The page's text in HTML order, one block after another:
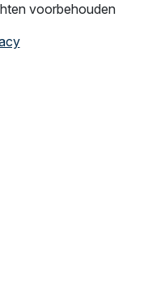
voorbehouden